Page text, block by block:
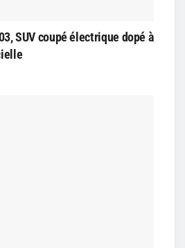
SUV coupé électrique dopé à